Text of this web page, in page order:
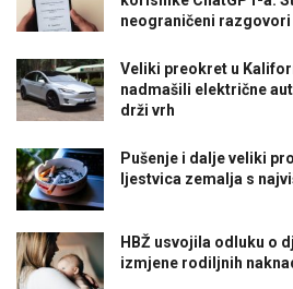
neograničeni razgovori
Veliki preokret u
nadmašili električne
drži vrh
Pušenje i dalje veliki
ljestvica zemalja s
HBŽ usvojila odluku o
izmjene rodiljnih